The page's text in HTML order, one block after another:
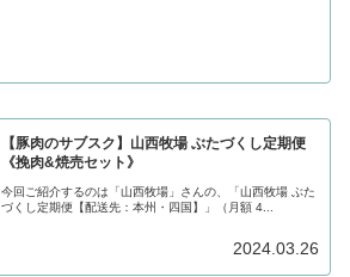
【豚肉のサブスク】山西牧場 ぶたづくし定期便
《挽肉&焼売セット》
今回ご紹介するのは「山西牧場」さんの、「山西牧場 ぶた
づくし定期便【配送先：本州・四国】」（月額 4...
2024.03.26